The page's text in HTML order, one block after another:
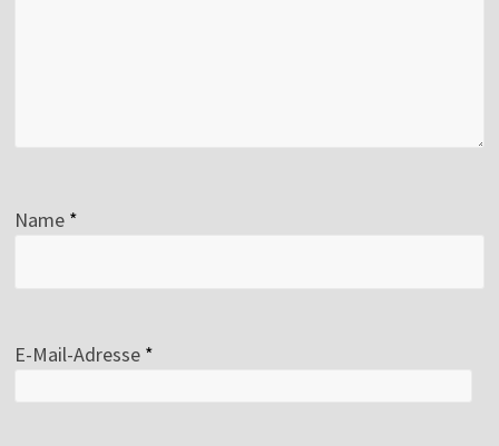
Name *
E-Mail-Adresse *